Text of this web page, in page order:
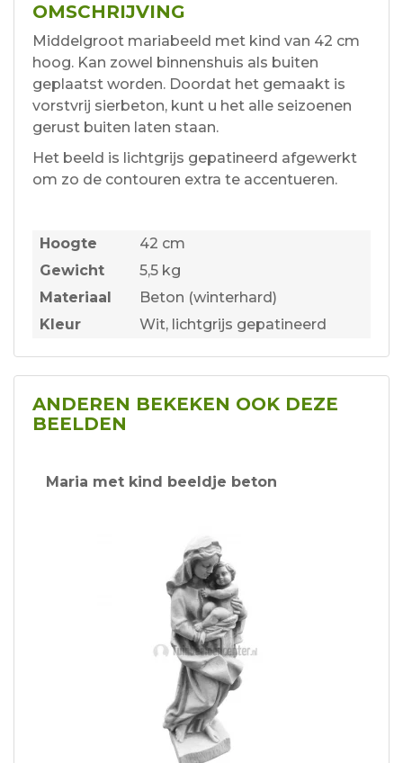
OMSCHRIJVING
Middelgroot mariabeeld met kind van 42 cm
hoog. Kan zowel binnenshuis als buiten
geplaatst worden. Doordat het gemaakt is
vorstvrij sierbeton, kunt u het alle seizoenen
gerust buiten laten staan.
Het beeld is lichtgrijs gepatineerd afgewerkt
om zo de contouren extra te accentueren.
Hoogte
42 cm
Gewicht
5,5 kg
Materiaal
Beton (winterhard)
Kleur
Wit, lichtgrijs gepatineerd
ANDEREN BEKEKEN OOK DEZE
BEELDEN
Maria met kind beeldje beton